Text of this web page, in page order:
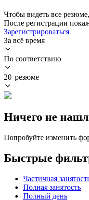
Чтобы видеть все
После регистрации
Зарегистрироваться
За всё время
По соответствию
20 резюме
Ничего не
Попробуйте изменить
Быстрые
Частичная
Полная занятость
Полный день